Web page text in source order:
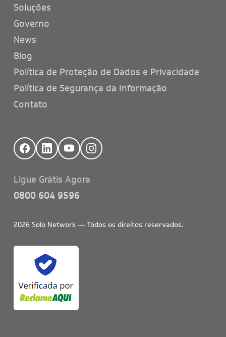
Soluções
Governo
News
Blog
Política de Proteção de Dados e Privacidade
Política de Segurança da Informação
Contato
Ligue Grátis Agora
0800 604 9596
2026Solo Network — Todos os direitos reservados.